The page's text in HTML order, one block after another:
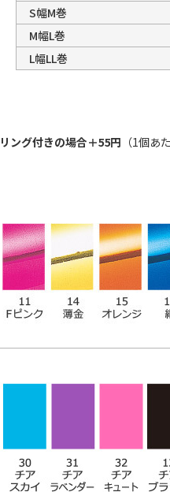
S幅M巻
M幅L巻
L幅LL巻
ング付きの場合＋55円 （1個あ